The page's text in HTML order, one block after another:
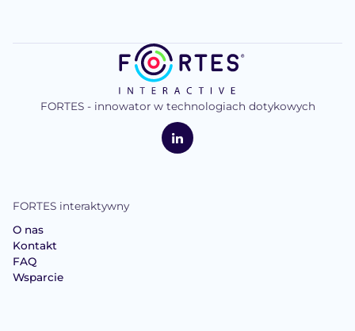
logo
Interaktywne
FORTES - innowator w technologiach dotykowych
LinkedIn
FORTES interaktywny
O nas
Kontakt
FAQ
Wsparcie